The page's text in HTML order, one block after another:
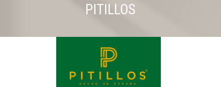
PITILLOS